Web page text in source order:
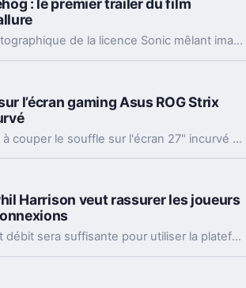
: le premier trailer du film
L'adaptation cinématographique de la licence Sonic mêlant images de synthèse et prises de vue réelles montre enfin la mascotte bleue de Sega en action dans le monde réel.
l’écran gaming Asus ROG Strix
Rapport qualité-prix à couper le souffle sur l'écran 27" incurvé du Asus ROG Strix XG27VQ (144 Hz, 1ms, AMD FreeSync, 1080p) qui passe sous la barre des 300€ sur Fnac pendant les French Days.
Harrison veut rassurer les joueurs
Une connexion haut débit sera suffisante pour utiliser la plateforme cloud gaming de Google.